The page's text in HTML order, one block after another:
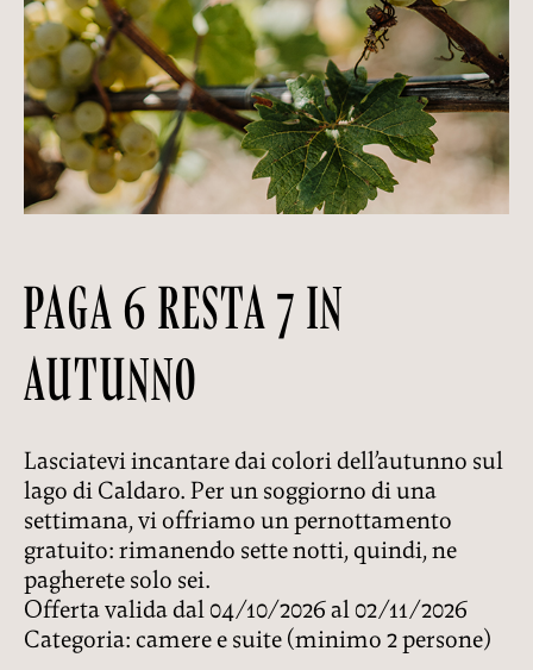
PAGA 6 RESTA 7 IN
AUTUNNO
Lasciatevi incantare dai colori dell’autunno sul
lago di Caldaro. Per un soggiorno di una
settimana, vi offriamo un pernottamento
gratuito: rimanendo sette notti, quindi, ne
pagherete solo sei.
Offerta valida dal 04/10/2026 al 02/11/2026
Categoria: camere e suite (minimo 2 persone)